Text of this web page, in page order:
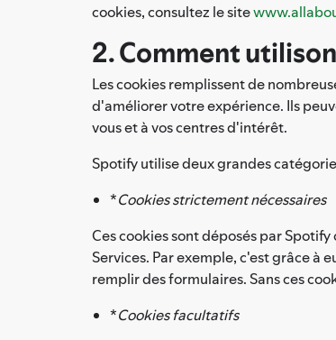
cookies, consultez le site
2. Comment
Les cookies remplissent de
d'améliorer votre expérience. Ils
vous et à vos centres d'intérêt.
Spotify utilise deux grandes
*Cookies strictement nécessaires
Ces cookies sont déposés par
Services. Par exemple, c'est grâce à
remplir des formulaires. Sans ces
*Cookies facultatifs